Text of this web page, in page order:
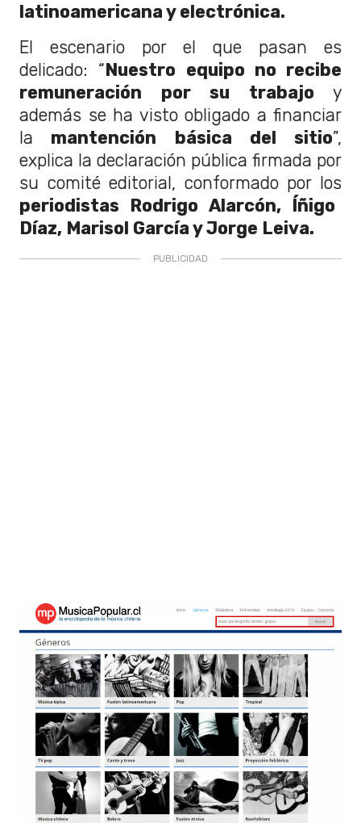
latinoamericana y electrónica.
El escenario por el que pasan es
delicado: “Nuestro equipo no recibe
remuneración por su trabajo y
además se ha visto obligado a financiar
la mantención básica del sitio”,
explica la declaración pública firmada por
su comité editorial, conformado por los
periodistas Rodrigo Alarcón, Íñigo
Díaz, Marisol García y Jorge Leiva.